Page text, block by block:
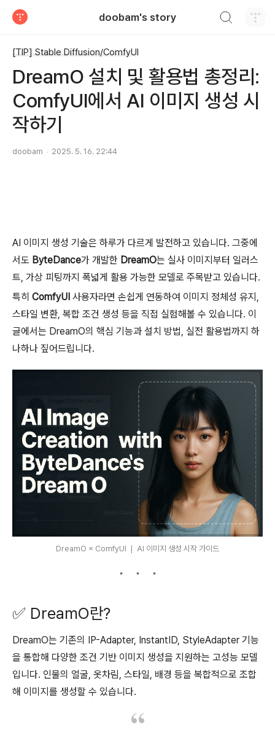
doobam's story
[TIP] Stable Diffusion/ComfyUI
DreamO 설치 및 활용법 총정리:
ComfyUI에서 AI 이미지 생성 시
작하기
doobam 2025. 5. 16. 22:44
AI 이미지 생성 기술은 하루가 다르게 발전하고 있습니다. 그중에
서도 ByteDance가 개발한 DreamO는 실사 이미지부터 일러스
트, 가상 피팅까지 폭넓게 활용 가능한 모델로 주목받고 있습니다.
특히 ComfyUI 사용자라면 손쉽게 연동하여 이미지 정체성 유지,
스타일 변환, 복합 조건 생성 등을 직접 실험해볼 수 있습니다. 이
글에서는 DreamO의 핵심 기능과 설치 방법, 실전 활용법까지 하
나하나 짚어드립니다.
DreamO × ComfyUI ❘ AI 이미지 생성 시작 가이드
✅ DreamO란?
DreamO는 기존의 IP-Adapter, InstantID, StyleAdapter 기능
을 통합해 다양한 조건 기반 이미지 생성을 지원하는 고성능 모델
입니다. 인물의 얼굴, 옷차림, 스타일, 배경 등을 복합적으로 조합
해 이미지를 생성할 수 있습니다.